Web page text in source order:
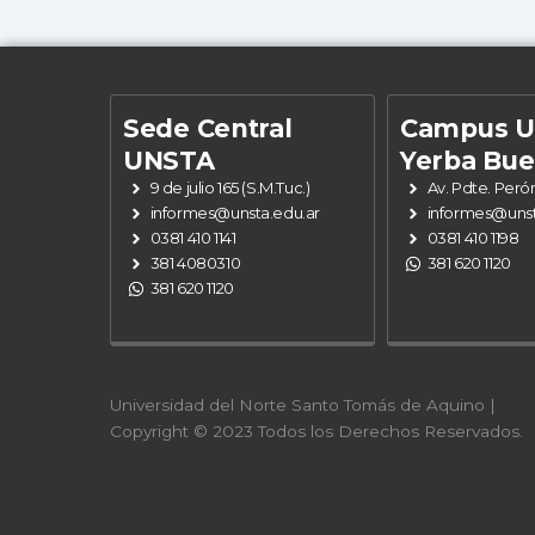
Sede Central
UNSTA
9 de julio 165 (S.M.Tuc.)
informes@unsta.edu.ar
0381 410 1141
381 4080310
381 620 1120
Campus
Yerba
Av. Pdte.
0381 410 1198
381 620 1120
Universidad del Norte Santo Tomás de Aquino |
Copyright © 2023 Todos los Derechos Reservados.